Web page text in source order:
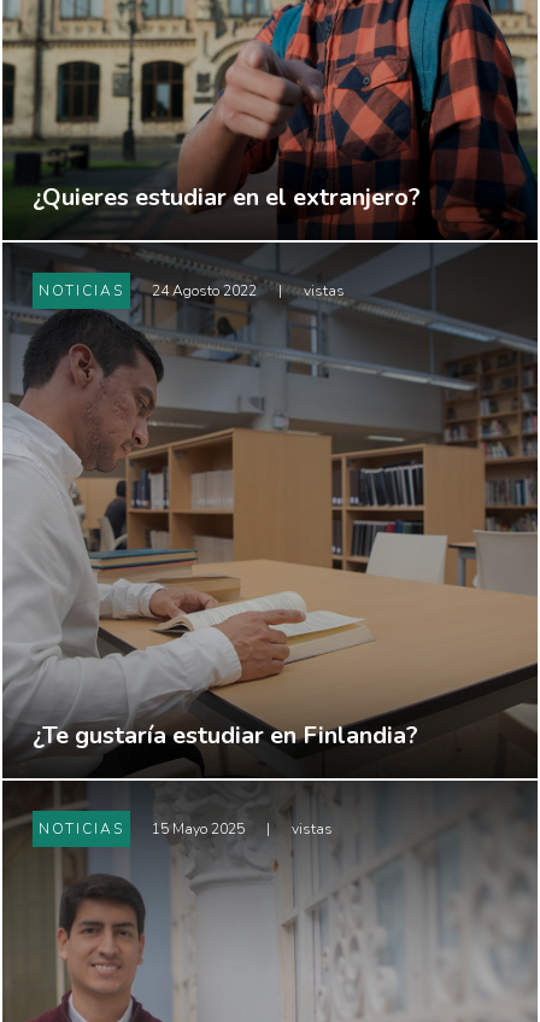
¿Quieres estudiar en el extranjero?
NOTICIAS 24 Agosto 2022 | vistas
¿Te gustaría estudiar en Finlandia?
NOTICIAS 15 Mayo 2025 | vistas